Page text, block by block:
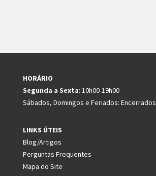
HORÁRIO
Segunda a Sexta: 10h00-19h00
Sábados, Domingos e Feriados: Encerrados
LINKS ÚTEIS
Blog/Artigos
Perguntas Frequentes
Mapa do Site